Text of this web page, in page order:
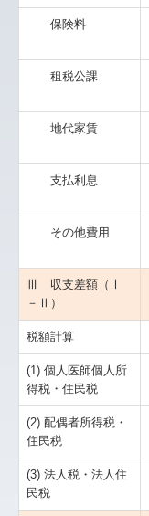
保険料
租税公課
地代家賃
支払利息
その他費用
Ⅲ 収支差額（Ⅰ
－Ⅱ）
税額計算
(1) 個人医師個人所
得税・住民税
(2) 配偶者所得税・
住民税
(3) 法人税・法人住
民税